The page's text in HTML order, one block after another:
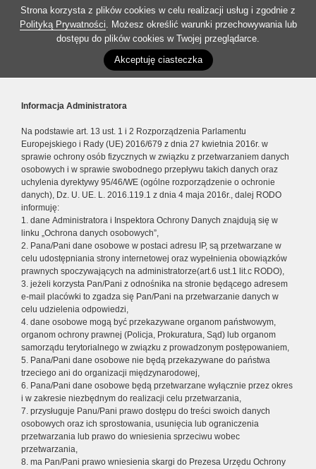
Strona korzysta z plików cookies w celu realizacji usług i zgodnie z
Polityką Prywatności. Możesz określić warunki przechowywania lub
dostępu do plików cookies w Twojej przeglądarce.
Akceptuję ciasteczka
Informacja Administratora
Na podstawie art. 13 ust. 1 i 2 Rozporządzenia Parlamentu
Europejskiego i Rady (UE) 2016/679 z dnia 27 kwietnia 2016r. w
sprawie ochrony osób fizycznych w związku z przetwarzaniem danych
osobowych i w sprawie swobodnego przepływu takich danych oraz
uchylenia dyrektywy 95/46/WE (ogólne rozporządzenie o ochronie
danych), Dz. U. UE. L. 2016.119.1 z dnia 4 maja 2016r., dalej RODO
informuję:
1. dane Administratora i Inspektora Ochrony Danych znajdują się w
linku „Ochrona danych osobowych”,
2. Pana/Pani dane osobowe w postaci adresu IP, są przetwarzane w
celu udostępniania strony internetowej oraz wypełnienia obowiązków
prawnych spoczywających na administratorze(art.6 ust.1 lit.c RODO),
3. jeżeli korzysta Pan/Pani z odnośnika na stronie będącego adresem
e-mail placówki to zgadza się Pan/Pani na przetwarzanie danych w
celu udzielenia odpowiedzi,
4. dane osobowe mogą być przekazywane organom państwowym,
organom ochrony prawnej (Policja, Prokuratura, Sąd) lub organom
samorządu terytorialnego w związku z prowadzonym postępowaniem,
5. Pana/Pani dane osobowe nie będą przekazywane do państwa
trzeciego ani do organizacji międzynarodowej,
6. Pana/Pani dane osobowe będą przetwarzane wyłącznie przez okres
i w zakresie niezbędnym do realizacji celu przetwarzania,
7. przysługuje Panu/Pani prawo dostępu do treści swoich danych
osobowych oraz ich sprostowania, usunięcia lub ograniczenia
przetwarzania lub prawo do wniesienia sprzeciwu wobec
przetwarzania,
8. ma Pan/Pani prawo wniesienia skargi do Prezesa Urzędu Ochrony